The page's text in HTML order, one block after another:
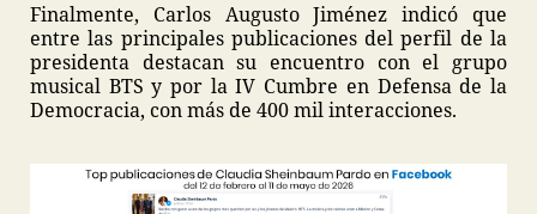
Finalmente, Carlos Augusto Jiménez indicó que
entre las principales publicaciones del perfil de la
presidenta destacan su encuentro con el grupo
musical BTS y por la IV Cumbre en Defensa de la
Democracia, con más de 400 mil interacciones.